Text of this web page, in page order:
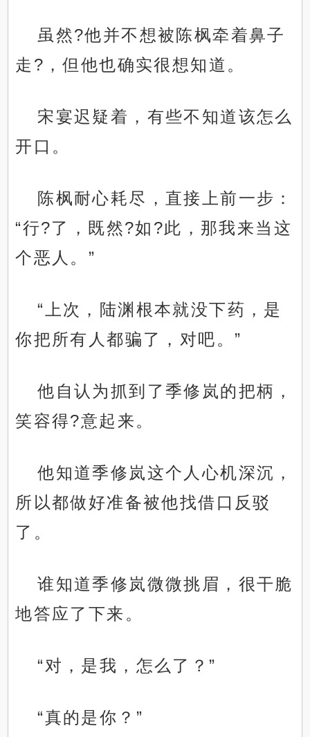
虽然?他并不想被陈枫牵着鼻子
走?，但他也确实很想知道。
宋宴迟疑着，有些不知道该怎么
开口。
陈枫耐心耗尽，直接上前一步：
“行?了，既然?如?此，那我来当这
个恶人。”
“上次，陆渊根本就没下药，是
你把所有人都骗了，对吧。”
他自认为抓到了季修岚的把柄，
笑容得?意起来。
他知道季修岚这个人心机深沉，
所以都做好准备被他找借口反驳
了。
谁知道季修岚微微挑眉，很干脆
地答应了下来。
“对，是我，怎么了？”
“真的是你？”